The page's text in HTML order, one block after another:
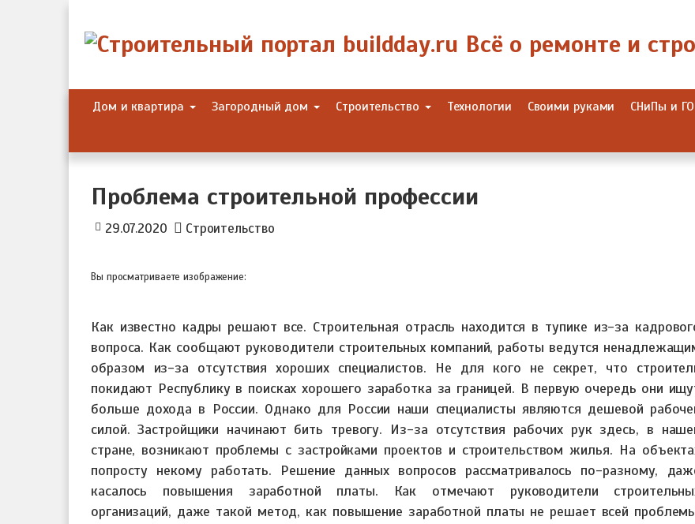
content
Дом и квартира Загородный дом Строительство Технологии Своими руками СНиПы и
Проблема строительной профессии
29.07.2020 Строительство
Вы просматриваете изображение:
Как известно кадры решают все. Строительная отрасль находится в тупике из-за
вопроса. Как сообщают руководители строительных компаний, работы ведутся
образом из-за отсутствия хороших специалистов. Не для кого не секрет, что
покидают Республику в поисках хорошего заработка за границей. В первую очередь они
больше дохода в России. Однако для России наши специалисты являются дешевой
силой. Застройщики начинают бить тревогу. Из-за отсутствия рабочих рук здесь, в
стране, возникают проблемы с застройками проектов и строительством жилья. На
попросту некому работать. Решение данных вопросов рассматривалось по-разному,
касалось повышения заработной платы. Как отмечают руководители
организаций, даже такой метод, как повышение заработной платы не решает всей